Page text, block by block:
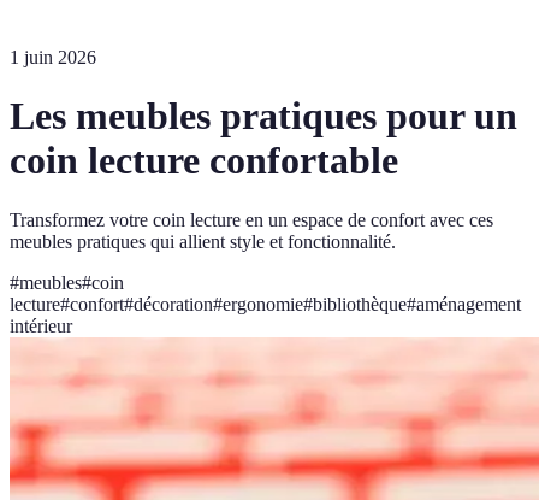
1 juin 2026
Les meubles pratiques pour un
coin lecture confortable
Transformez votre coin lecture en un espace de confort avec ces
meubles pratiques qui allient style et fonctionnalité.
#meubles#coin
lecture#confort#décoration#ergonomie#bibliothèque#aménagement
intérieur